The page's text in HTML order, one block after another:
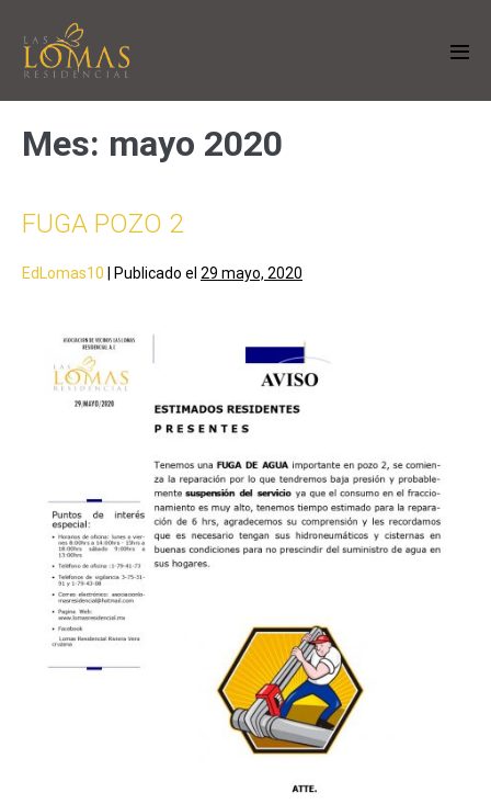
Mes: mayo 2020
FUGA POZO 2
EdLomas10 | Publicado el 29 mayo, 2020